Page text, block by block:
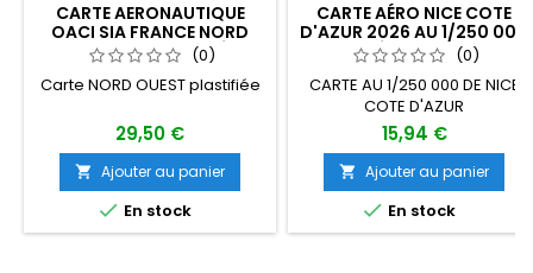
CARTE AERONAUTIQUE
OACI SIA FRANCE NORD
OUEST 2026 PLASTIFIÉE AU
1/500 000
(0)
Carte NORD OUEST plastifiée
29,50 €
 Ajouter au panier
 En stock
CARTE AÉRO NICE COTE
D'AZUR 2026 AU 1/250 000
ÉDITION 1 (0)
CARTE AU 1/250 000 DE NICE
COTE D'AZUR
15,94 €
 Ajouter au panier
 En stock